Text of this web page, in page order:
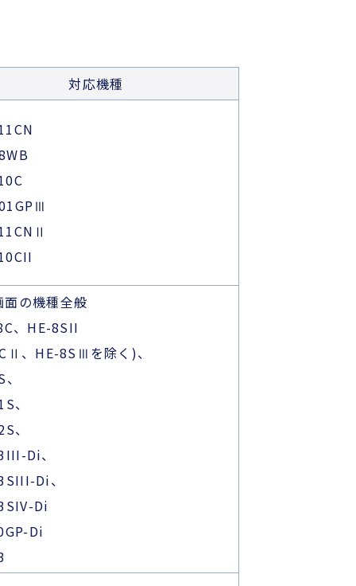
対応機種
の機種全般
、HE-8SII
、HE-8SⅢを除く)、
、
、
Di、
Di、
Di
Di